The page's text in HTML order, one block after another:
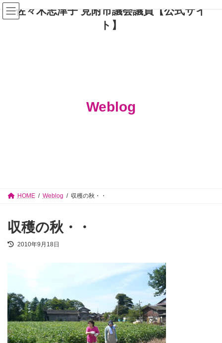
コ
ン
テ
ナ
ビ
ゲ
佐々木志津子 見附市議会議員【公式サイ
ト】
Weblog
HOME Weblog 収穫の秋・・
収穫の秋・・
最
:
2010年9月18日